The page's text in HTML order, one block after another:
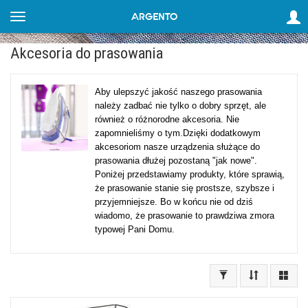
Akcesoria do prasowania
Aby ulepszyć jakość naszego prasowania
należy zadbać nie tylko o dobry sprzęt, ale
również o różnorodne akcesoria. Nie
zapomnieliśmy o tym.Dzięki dodatkowym
akcesoriom nasze urządzenia służące do
prasowania dłużej pozostaną "jak nowe".
Poniżej przedstawiamy produkty, które sprawią,
że prasowanie stanie się prostsze, szybsze i
przyjemniejsze. Bo w końcu nie od dziś
wiadomo, że prasowanie to prawdziwa zmora
typowej Pani Domu.